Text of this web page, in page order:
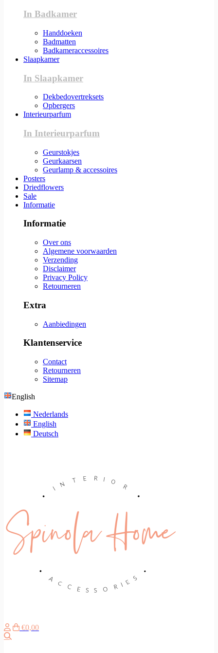
In Badkamer
Handdoeken
Badmatten
Badkameraccessoires
Slaapkamer
In Slaapkamer
Dekbedovertreksets
Opbergers
Interieurparfum
In Interieurparfum
Geurstokjes
Geurkaarsen
Geurlamp & accessoires
Posters
Driedflowers
Sale
Informatie
Informatie
Over ons
Algemene voorwaarden
Verzending
Disclaimer
Privacy Policy
Retourneren
Extra
Aanbiedingen
Klantenservice
Contact
Retourneren
Sitemap
English
Nederlands
English
Deutsch
€0,00